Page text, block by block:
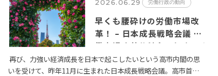
2026.06.29 労働行政の動向
早くも腰砕けの労働市場改
革！ – 日本成長戦略会議 労
働市場改革分科会とりまとめ
が６月２日に公表
再び、力強い経済成長を日本で起こしたいという高市内閣の思
いを受けて、昨年11月に生まれた日本成長戦略会議。高市首相